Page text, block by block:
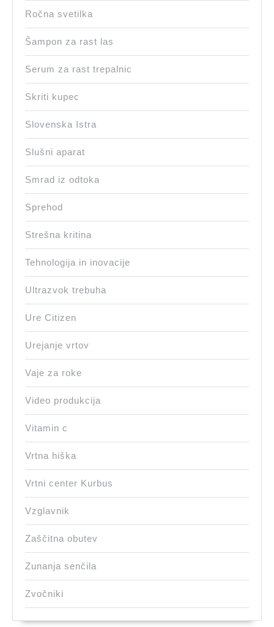
Ročna svetilka
Šampon za rast las
Serum za rast trepalnic
Skriti kupec
Slovenska Istra
Slušni aparat
Smrad iz odtoka
Sprehod
Strešna kritina
Tehnologija in inovacije
Ultrazvok trebuha
Ure Citizen
Urejanje vrtov
Vaje za roke
Video produkcija
Vitamin c
Vrtna hiška
Vrtni center Kurbus
Vzglavnik
Zaščitna obutev
Zunanja senčila
Zvočniki